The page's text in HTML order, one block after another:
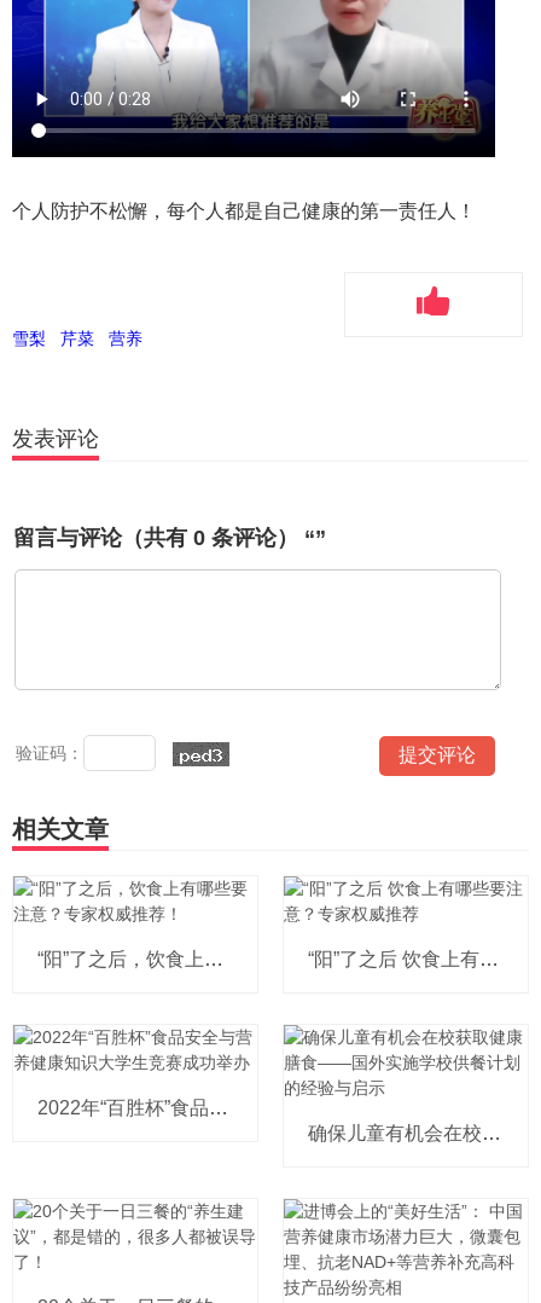
个人防护不松懈，每个人都是自己健康的第一责任人！
雪梨 芹菜 营养
发表评论
留言与评论（共有 0 条评论） “”
验证码：
相关文章
“阳”了之后，饮食上有哪些要注意？专 “阳”了之后 饮食上有哪些要注意？
2022年“百胜杯”食品安全与营养健
确保儿童有机会在校获取健康膳食—